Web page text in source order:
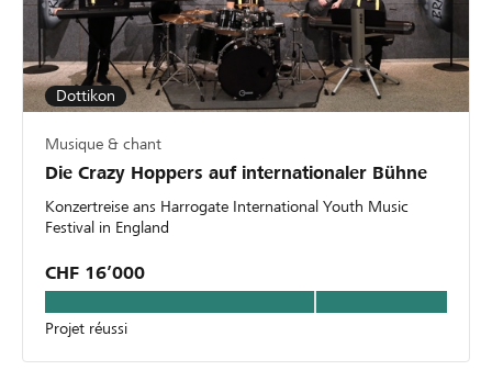
Dottikon
Musique & chant
Die Crazy Hoppers auf internationaler Bühne
Konzertreise ans Harrogate International Youth Music
Festival in England
CHF 16’000
Projet réussi